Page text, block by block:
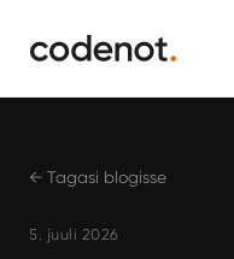
← Tagasi blogisse
5. juuli 2026